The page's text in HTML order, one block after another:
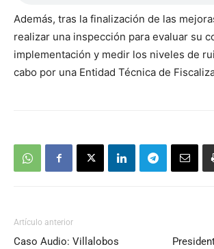
Además, tras la finalización de las
realizar una inspección para evaluar su
implementación y medir los niveles de
cabo por una Entidad Técnica de
Artículo anterior
Caso Audio: Villalobos